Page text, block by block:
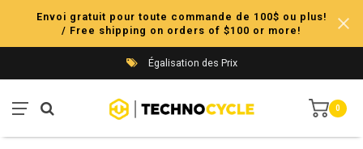
Envoi gratuit pour toute commande de 100$ ou plus!
/ Free shipping on orders of $100 or more!
Égalisation des Prix
0